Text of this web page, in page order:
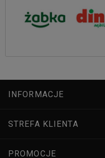
INFORMACJE
STREFA KLIENTA
PROMOCJE